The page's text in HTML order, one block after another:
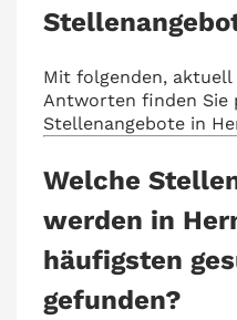
Mit folgenden,
Antworten finden Sie
Stellenangebote in
Welche
werden in
häufigsten
gefunden?